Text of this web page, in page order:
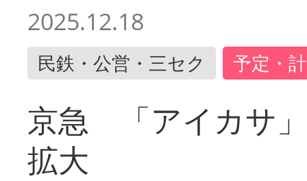
2025.12.18
民鉄・公営・三セク 予定・
京急 「アイカサ
拡大